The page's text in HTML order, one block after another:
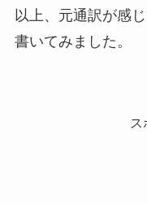
以上、元通訳が感
書いてみました。
ス